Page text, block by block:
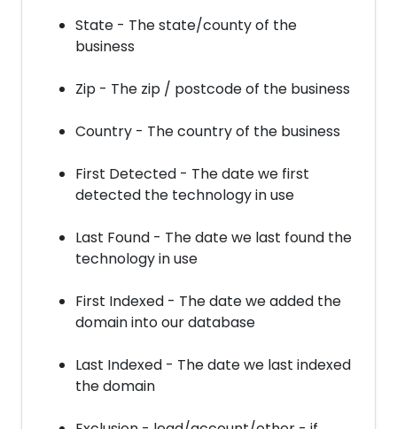
State - The state/county of the
business
Zip - The zip / postcode of the business
Country - The country of the business
First Detected - The date we first
detected the technology in use
Last Found - The date we last found the
technology in use
First Indexed - The date we added the
domain into our database
Last Indexed - The date we last indexed
the domain